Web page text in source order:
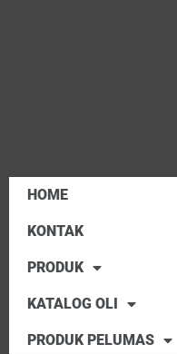
HOME
KONTAK
PRODUK
KATALOG OLI
PRODUK PELUMAS